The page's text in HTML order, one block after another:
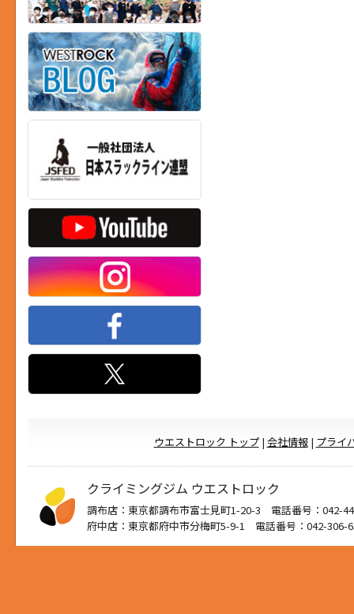
ウエストロック トップ| 会社情報| プライ
クライミングジム ウエストロック
調布店：東京都調布市富士見町1-20-3 電話番号：042-
府中店：東京都府中市分梅町5-9-1 電話番号：042-306-